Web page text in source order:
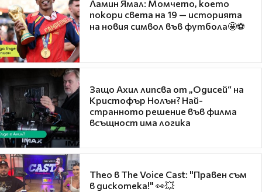
Ламин Ямал: Момчето, което
покори света на 19 — историята
на новия символ във футбола🤩⚽
Защо Ахил липсва от „Одисей“ на
Кристофър Нолън? Най-
странното решение във филма
всъщност има логика
Theo в The Voice Cast: "Правен съм
в дискотека!" 👀💥